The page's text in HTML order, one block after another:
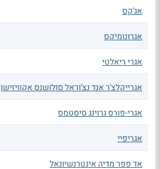
אג'קס
אגרונומיקס
אגרי ריאלטי
אגרייקלצ'ר אנד נצ'וראל סולושנס אקוויזישן
אגרי-פורס גרוינג סיסטמס
אגריפיי
אד פפר מדיה אינטרנשיונאל